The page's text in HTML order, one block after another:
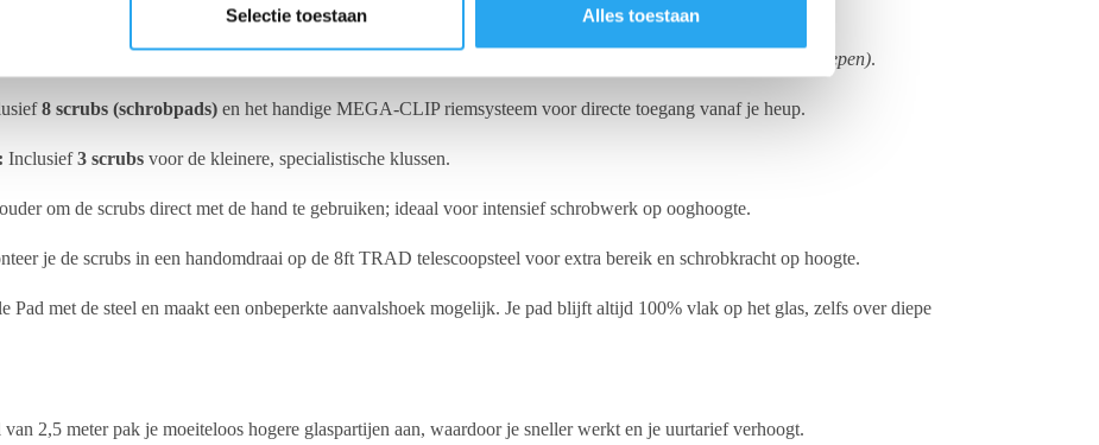
Selectie toestaan Alles toestaan
(let op: de Unger Ergotec tip zelf is niet inbegrepen).
8 scrubs (schrobpads) en het handige MEGA-CLIP riemsysteem voor directe toegang vanaf je heup.
Inclusief3 scrubs voor de kleinere, specialistische klussen.
om de scrubs direct met de hand te gebruiken; ideaal voor intensief schrobwerk op ooghoogte.
je de scrubs in een handomdraai op de 8ft TRAD telescoopsteel voor extra bereik en schrobkracht op hoogte.
Pad met de steel en maakt een onbeperkte aanvalshoek mogelijk. Je pad blijft altijd 100% vlak op het glas, zelfs over diepe
van 2,5 meter pak je moeiteloos hogere glaspartijen aan, waardoor je sneller werkt en je uurtarief verhoogt.